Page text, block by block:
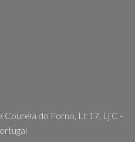
Courela do Forno, Lt 17, Lj C -